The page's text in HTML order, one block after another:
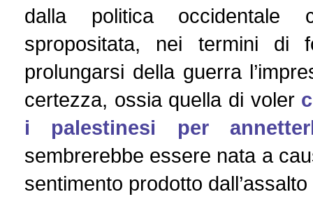
dalla politica occidentale
spropositata, nei termini di
prolungarsi della guerra
certezza, ossia quella di voler
i palestinesi per
sembrerebbe essere nata a
sentimento prodotto